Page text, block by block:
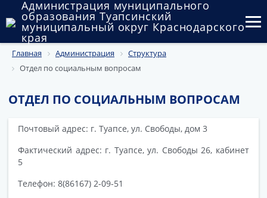
Администрация муниципального
образования Туапсинский
муниципальный округ Краснодарского
края
Округ
Муниципальные закупки
Государственный и муниципальный контроль
Муниципальное имущество
Публичные слушания и общественные обсуждения
Главная Администрация
Структура
Отдел по социальным вопросам
ОТДЕЛ ПО СОЦИАЛЬНЫМ ВОПРОСАМ
Почтовый адрес: г. Туапсе, ул. Свободы, дом 3
Фактический адрес: г. Туапсе, ул. Свободы 26, кабинет
5
Телефон: 8(86167) 2-09-51